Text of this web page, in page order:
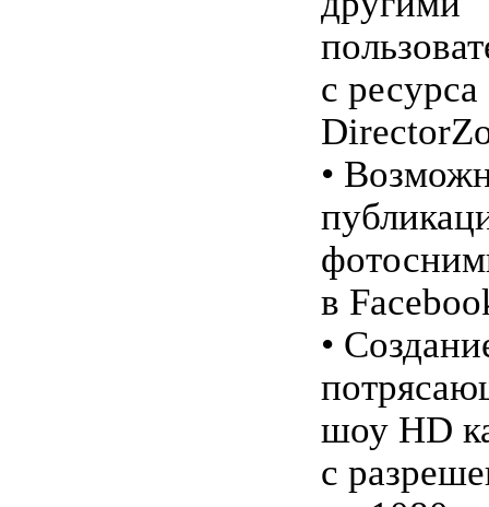
с ресурса
•
в
•
шоу HD
с